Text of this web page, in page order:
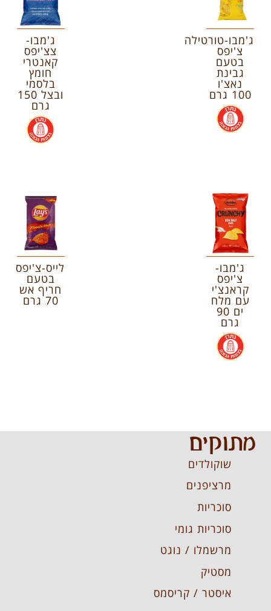
ג'מבו-טורטילה
צ'יפס
בטעם
גבינת
נאצ'ו
100 גרם
.
ג'מבו-
צצ'יפס
קאנטרי
חומץ
בלסמי
ובצל 150
גרם
.
ג'מבו-
צ'יפס
קראנצ'י
עם מלח
ים 90
גרם
.
לייס-צ'יפס
בטעם
חריף אש
70 גרם
מתוקים
שוקולדים
מרציפנים
סוכריות
סוכריות גומי
מרשמלו / נוגט
מסטיק
איסטר / קריסמס